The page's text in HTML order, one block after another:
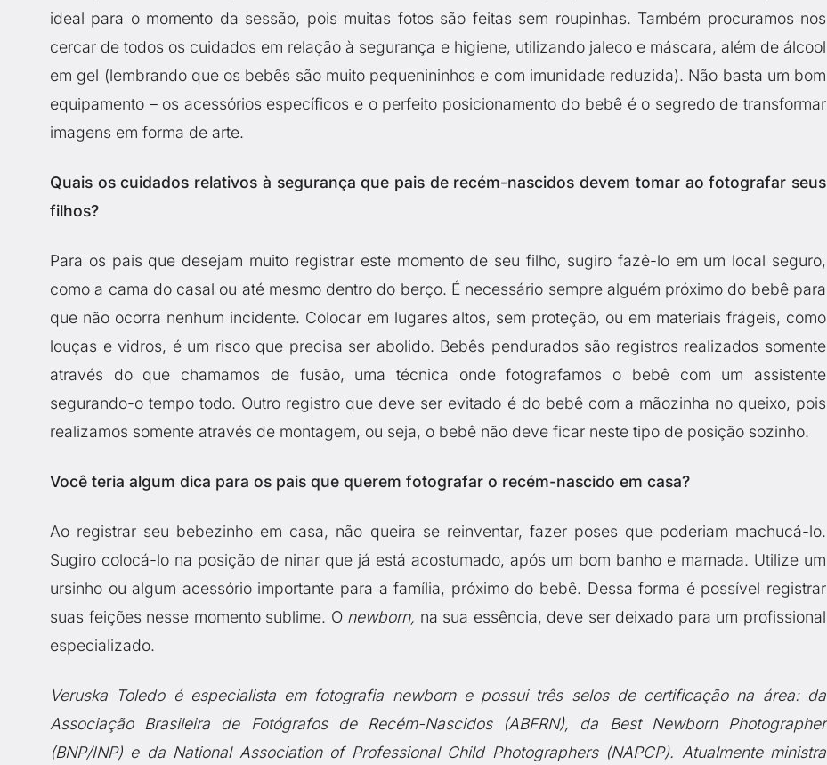
ideal para o momento da sessão, pois muitas fotos são feitas sem roupinhas. Também procuramos nos
cercar de todos os cuidados em relação à segurança e higiene, utilizando jaleco e máscara, além de álcool
em gel (lembrando que os bebês são muito pequenininhos e com imunidade reduzida). Não basta um bom
equipamento – os acessórios específicos e o perfeito posicionamento do bebê é o segredo de transformar
imagens em forma de arte.
Quais os cuidados relativos à segurança que pais de recém-nascidos devem tomar ao fotografar seus
filhos?
Para os pais que desejam muito registrar este momento de seu filho, sugiro fazê-lo em um local seguro,
como a cama do casal ou até mesmo dentro do berço. É necessário sempre alguém próximo do bebê para
que não ocorra nenhum incidente. Colocar em lugares altos, sem proteção, ou em materiais frágeis, como
louças e vidros, é um risco que precisa ser abolido. Bebês pendurados são registros realizados somente
através do que chamamos de fusão, uma técnica onde fotografamos o bebê com um assistente
segurando-o tempo todo. Outro registro que deve ser evitado é do bebê com a mãozinha no queixo, pois
realizamos somente através de montagem, ou seja, o bebê não deve ficar neste tipo de posição sozinho.
Você teria algum dica para os pais que querem fotografar o recém-nascido em casa?
Ao registrar seu bebezinho em casa, não queira se reinventar, fazer poses que poderiam machucá-lo.
Sugiro colocá-lo na posição de ninar que já está acostumado, após um bom banho e mamada. Utilize um
ursinho ou algum acessório importante para a família, próximo do bebê. Dessa forma é possível registrar
suas feições nesse momento sublime. O newborn, na sua essência, deve ser deixado para um profissional
especializado.
Veruska Toledo é especialista em fotografia newborn e possui três selos de certificação na área: da
Associação Brasileira de Fotógrafos de Recém-Nascidos (ABFRN), da Best Newborn Photographer
(BNP/INP) e da National Association of Professional Child Photographers (NAPCP). Atualmente ministra